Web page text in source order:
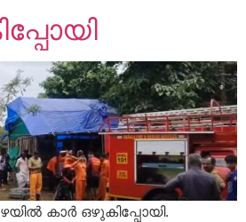
കാർ ഒഴുകിപ്പോയി.